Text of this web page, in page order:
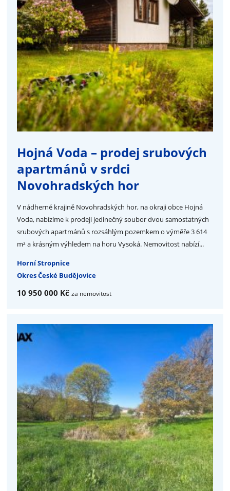
Hojná Voda – prodej srubových
apartmánů v srdci
Novohradských hor
V nádherné krajině Novohradských hor, na okraji obce Hojná
Voda, nabízíme k prodeji jedinečný soubor dvou samostatných
srubových apartmánů s rozsáhlým pozemkem o výměře 3 614
m² a krásným výhledem na horu Vysoká. Nemovitost nabízí...
Horní Stropnice
Okres České Budějovice
10 950 000 Kč za nemovitost